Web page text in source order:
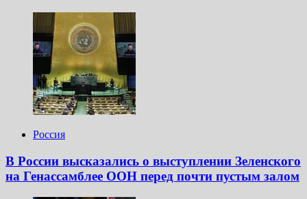
Россия
В России высказались о выступлении Зеленского
на Генассамблее ООН перед почти пустым залом